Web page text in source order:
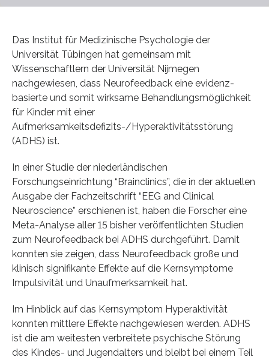
Das Institut für Medizinische Psychologie der
Universität Tübingen hat gemeinsam mit
Wissenschaftlern der Universität Nijmegen
nachgewiesen, dass Neurofeedback eine evidenz-
basierte und somit wirksame Behandlungsmöglichkeit
für Kinder mit einer
Aufmerksamkeitsdefizits-/Hyperaktivitätsstörung
(ADHS) ist.
In einer Studie der niederländischen
Forschungseinrichtung “Brainclinics”, die in der aktuellen
Ausgabe der Fachzeitschrift “EEG and Clinical
Neuroscience” erschienen ist, haben die Forscher eine
Meta-Analyse aller 15 bisher veröffentlichten Studien
zum Neurofeedback bei ADHS durchgeführt. Damit
konnten sie zeigen, dass Neurofeedback große und
klinisch signifikante Effekte auf die Kernsymptome
Impulsivität und Unaufmerksamkeit hat.
Im Hinblick auf das Kernsymptom Hyperaktivität
konnten mittlere Effekte nachgewiesen werden. ADHS
ist die am weitesten verbreitete psychische Störung
des Kindes- und Jugendalters und bleibt bei einem Teil